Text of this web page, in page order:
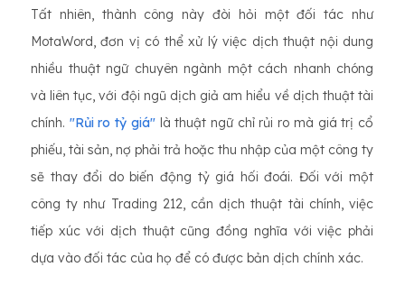
Tất nhiên, thành công này đòi hỏi một đối tác như
MotaWord, đơn vị có thể xử lý việc dịch thuật nội dung
nhiều thuật ngữ chuyên ngành một cách nhanh chóng
và liên tục, với đội ngũ dịch giả am hiểu về dịch thuật tài
chính. "Rủi ro tỷ giá"là thuật ngữ chỉ rủi ro mà giá trị cổ
phiếu, tài sản, nợ phải trả hoặc thu nhập của một công ty
sẽ thay đổi do biến động tỷ giá hối đoái. Đối với một
công ty như Trading 212, cần dịch thuật tài chính, việc
tiếp xúc với dịch thuật cũng đồng nghĩa với việc phải
dựa vào đối tác của họ để có được bản dịch chính xác.